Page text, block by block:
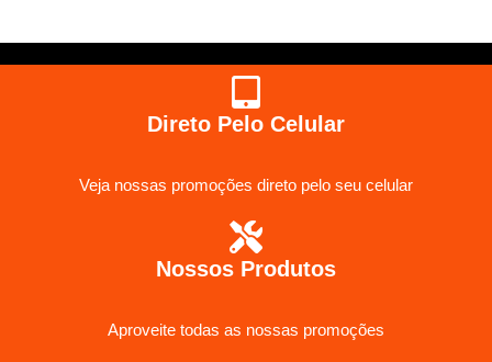
Direto Pelo Celular
Veja nossas promoções direto pelo seu celular
Nossos Produtos
Aproveite todas as nossas promoções